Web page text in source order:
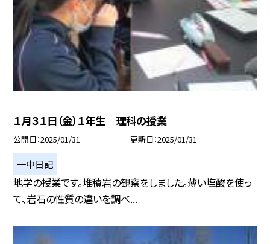
１月３１日（金）１年生 理科の授業
公開日 2025/01/31 更新日 2025/01/31
一中日記
地学の授業です。堆積岩の観察をしました。薄い塩酸を使っ
て、岩石の性質の違いを調べ...